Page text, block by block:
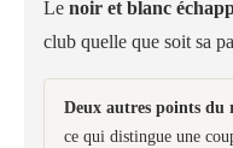
Le noir et blanc
club quelle que soit sa
Deux autres points du
ce qui distingue une